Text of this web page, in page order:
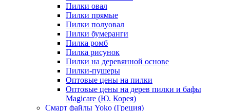
Пилки овал
Пилки прямые
Пилки полуовал
Пилки бумеранги
Пилка ромб
Пилка рисунок
Пилки на деревянной основе
Пилки-пушеры
Оптовые цены на пилки
Оптовые цены на дерев пилки и бафы
Magicare (Ю. Корея)
Смарт файлы Yoko (Греция)